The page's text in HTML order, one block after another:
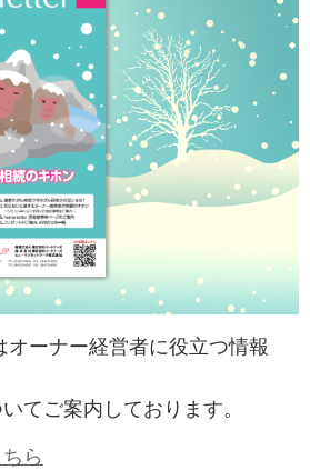
オーナー経営者に役立つ情報
てご案内しております。
ら